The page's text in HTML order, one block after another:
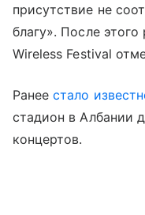
присутствие не
благу». После
Wireless Festival
Ранеестало
стадион в Албании
концертов.